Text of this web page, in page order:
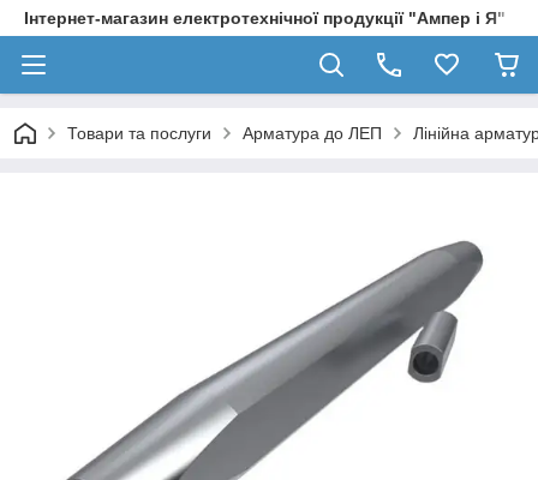
Інтернет-магазин електротехнічної продукції "Ампер і Я"
Товари та послуги Арматура до ЛЕП Лінійна